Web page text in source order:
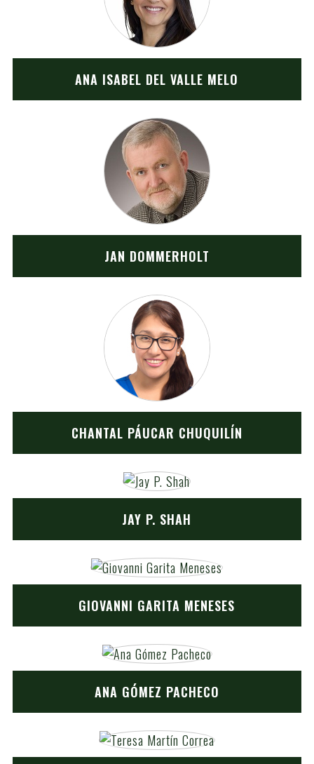
ANA ISABEL DEL VALLE MELO
JAN DOMMERHOLT
CHANTAL PÁUCAR CHUQUILÍN
JAY P. SHAH
GIOVANNI GARITA MENESES
ANA GÓMEZ PACHECO